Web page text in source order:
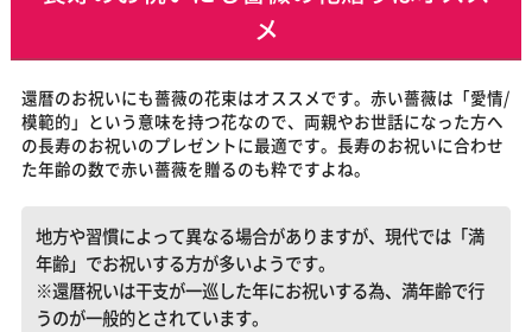
メ
還暦のお祝いにも薔薇の花束はオススメです。赤い薔薇は「愛情/
模範的」という意味を持つ花なので、両親やお世話になった方へ
の長寿のお祝いのプレゼントに最適です。長寿のお祝いに合わせ
た年齢の数で赤い薔薇を贈るのも粋ですよね。
地方や習慣によって異なる場合がありますが、現代では「満
年齢」でお祝いする方が多いようです。
※還暦祝いは干支が一巡した年にお祝いする為、満年齢で行
うのが一般的とされています。